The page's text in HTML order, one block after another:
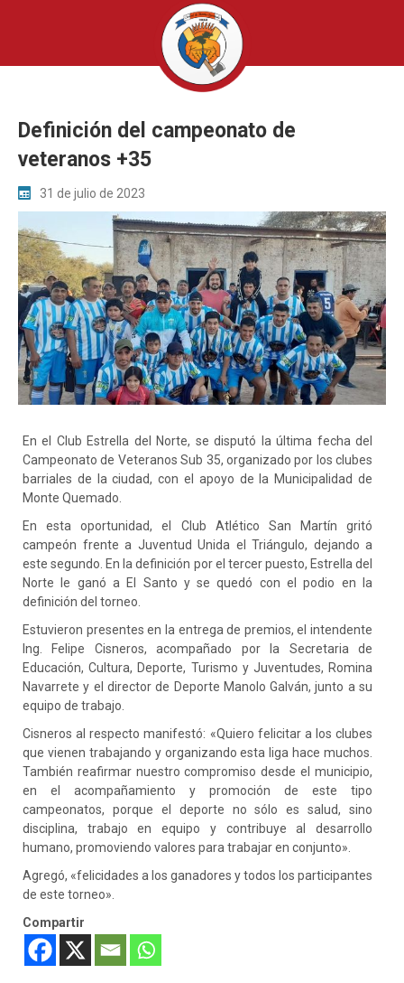
Definición del campeonato de
veteranos +35
31 de julio de 2023
En el Club Estrella del Norte, se disputó la última fecha del
Campeonato de Veteranos Sub 35, organizado por los clubes
barriales de la ciudad, con el apoyo de la Municipalidad de
Monte Quemado.
En esta oportunidad, el Club Atlético San Martín gritó
campeón frente a Juventud Unida el Triángulo, dejando a
este segundo. En la definición por el tercer puesto, Estrella del
Norte le ganó a El Santo y se quedó con el podio en la
definición del torneo.
Estuvieron presentes en la entrega de premios, el intendente
Ing. Felipe Cisneros, acompañado por la Secretaria de
Educación, Cultura, Deporte, Turismo y Juventudes, Romina
Navarrete y el director de Deporte Manolo Galván, junto a su
equipo de trabajo.
Cisneros al respecto manifestó: «Quiero felicitar a los clubes
que vienen trabajando y organizando esta liga hace muchos.
También reafirmar nuestro compromiso desde el municipio,
en el acompañamiento y promoción de este tipo
campeonatos, porque el deporte no sólo es salud, sino
disciplina, trabajo en equipo y contribuye al desarrollo
humano, promoviendo valores para trabajar en conjunto».
Agregó, «felicidades a los ganadores y todos los participantes
de este torneo».
Compartir